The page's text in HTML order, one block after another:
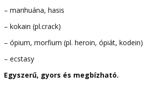
– marihuána, hasis
– kokain (pl.crack)
– ópium, morfium (pl. heroin, ópiát, kodein)
– ecstasy
Egyszerű, gyors és megbízható.